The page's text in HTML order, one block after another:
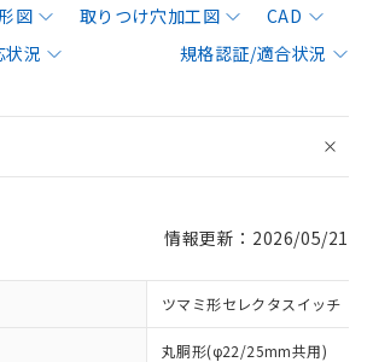
図 取りつけ穴加工図
CAD
状況
規格認証/適合状況
情報更新：2026/05/21
ツマミ形セレクタスイッチ
丸胴形(φ22/25mm共用)